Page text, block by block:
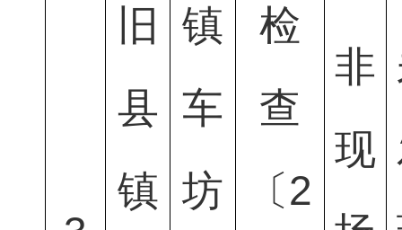
旧
县
镇
镇
车
坊
检
查
〔2
非
现